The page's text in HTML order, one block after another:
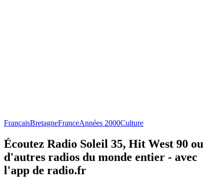
FrançaisBretagneFranceAnnées 2000Culture
Écoutez Radio Soleil 35, Hit West 90 ou
d'autres radios du monde entier - avec
l'app de radio.fr